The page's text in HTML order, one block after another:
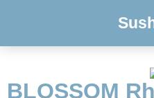
BLOSSOM